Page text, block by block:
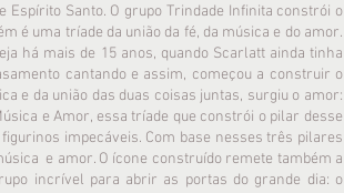
Espírito Santo. O grupo Trindade Infinita constrói o
é uma tríade da união da fé, da música e do amor.
há mais de 15 anos, quando Scarlatt ainda tinha
cantando e assim, começou a construir o
e da união das duas coisas juntas, surgiu o amor:
e Amor, essa tríade que constrói o pilar desse
impecáveis. Com base nesses três pilares
e amor. O ícone construído remete também a
incrível para abrir as portas do grande dia: o